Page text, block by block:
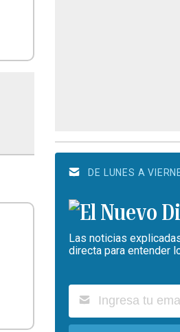
DE LUNES A
Las noticias
directa para entender